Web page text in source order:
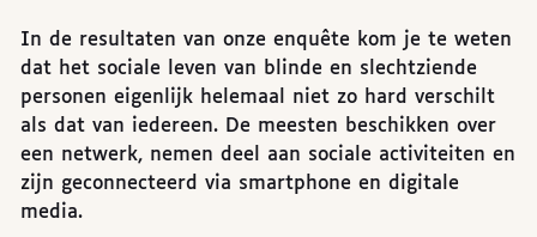
In de resultaten van onze enquête kom je te weten
dat het sociale leven van blinde en slechtziende
personen eigenlijk helemaal niet zo hard verschilt
als dat van iedereen. De meesten beschikken over
een netwerk, nemen deel aan sociale activiteiten en
zijn geconnecteerd via smartphone en digitale
media.